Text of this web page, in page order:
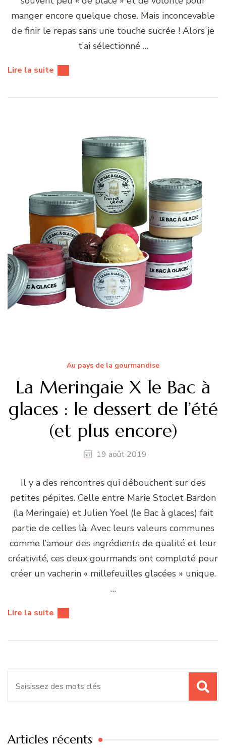
manger encore quelque chose. Mais inconcevable
de finir le repas sans une touche sucrée ! Alors je
t’ai sélectionné …
Lire la suite
Au pays de la gourmandise
La Meringaie X le Bac à
glaces : le dessert de l’été
(et plus encore)
19 août 2019
Il y a des rencontres qui débouchent sur des
petites pépites. Celle entre Marie Stoclet Bardon
(la Meringaie) et Julien Yoel (le Bac à glaces) fait
partie de celles là. Avec leurs valeurs communes
comme l’amour des ingrédients de qualité et leur
créativité, ces deux gourmands ont comploté pour
créer un vacherin « millefeuilles glacées » unique.
…
Lire la suite
Articles récents